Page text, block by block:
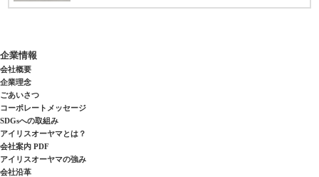
企業情報
会社概要
企業理念
ごあいさつ
コーポレートメッセージ
SDGsへの取組み
アイリスオーヤマとは？
会社案内 PDF
アイリスオーヤマの強み
会社沿革